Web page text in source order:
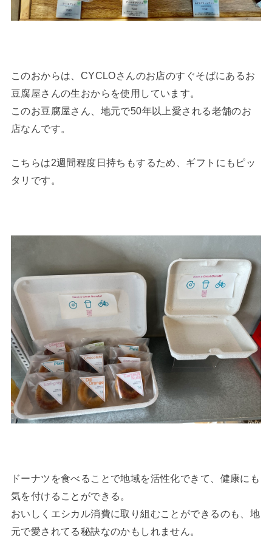
このおからは、CYCLOさんのお店のすぐそばにあるお
豆腐屋さんの生おからを使用しています。
このお豆腐屋さん、地元で50年以上愛される老舗のお
店なんです。
こちらは2週間程度日持ちもするため、ギフトにもピッ
タリです。
ドーナツを食べることで地域を活性化できて、健康にも
気を付けることができる。
おいしくエシカル消費に取り組むことができるのも、地
元で愛されてる秘訣なのかもしれません。